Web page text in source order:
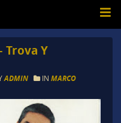
Trova Y
ADMIN IN MARCO